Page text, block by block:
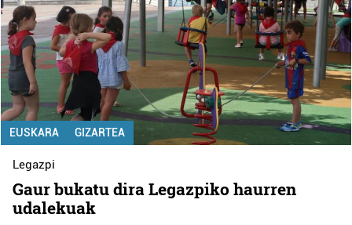
EUSKARA GIZARTEA
Legazpi
Gaur bukatu dira Legazpiko haurren
udalekuak